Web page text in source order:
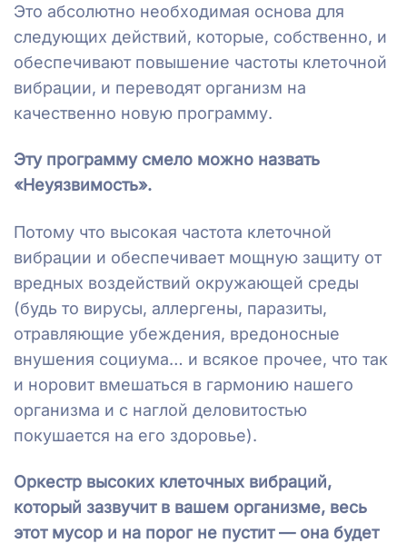
Это абсолютно необходимая основа для
следующих действий, которые, собственно, и
обеспечивают повышение частоты клеточной
вибрации, и переводят организм на
качественно новую программу.
Эту программу смело можно назвать
«Неуязвимость».
Потому что высокая частота клеточной
вибрации и обеспечивает мощную защиту от
вредных воздействий окружающей среды
(будь то вирусы, аллергены, паразиты,
отравляющие убеждения, вредоносные
внушения социума… и всякое прочее, что так
и норовит вмешаться в гармонию нашего
организма и с наглой деловитостью
покушается на его здоровье).
Оркестр высоких клеточных вибраций,
который зазвучит в вашем организме, весь
этот мусор и на порог не пустит — она будет